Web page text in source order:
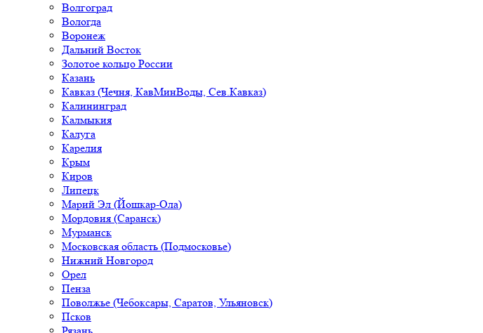
Волгоград
Вологда
Воронеж
Дальний Восток
Золотое кольцо России
Казань
Кавказ (Чечня, КавМинВоды, Сев.Кавказ)
Калининград
Калмыкия
Калуга
Карелия
Крым
Киров
Липецк
Марий Эл (Йошкар-Ола)
Мордовия (Саранск)
Мурманск
Московская область (Подмосковье)
Нижний Новгород
Орел
Пенза
Поволжье (Чебоксары, Саратов, Ульяновск)
Псков